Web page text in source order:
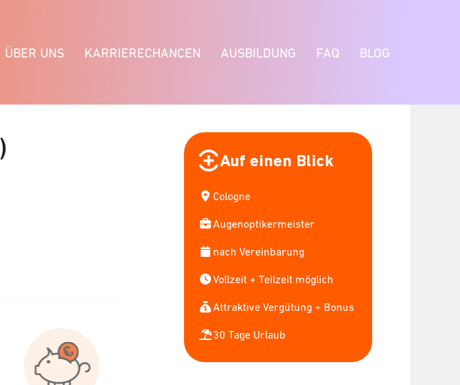
ÜBER UNS KARRIERECHANCEN AUSBILDUNG FAQ BLOG
Auf einen Blick
Cologne
Augenoptikermeister
nach Vereinbarung
Vollzeit + Teilzeit möglich
Attraktive Vergütung + Bonus
30 Tage Urlaub